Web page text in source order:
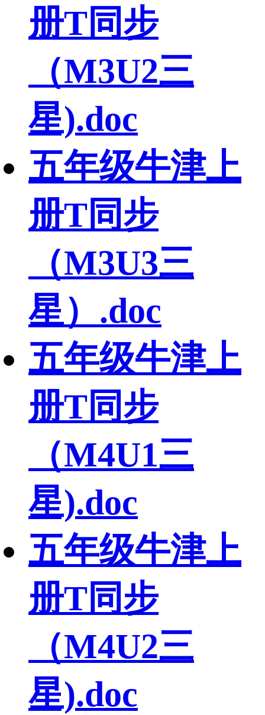
册T同步
（M3U2三
星).doc
五年级牛津上
册T同步
（M3U3三
星）.doc
五年级牛津上
册T同步
（M4U1三
星).doc
五年级牛津上
册T同步
（M4U2三
星).doc